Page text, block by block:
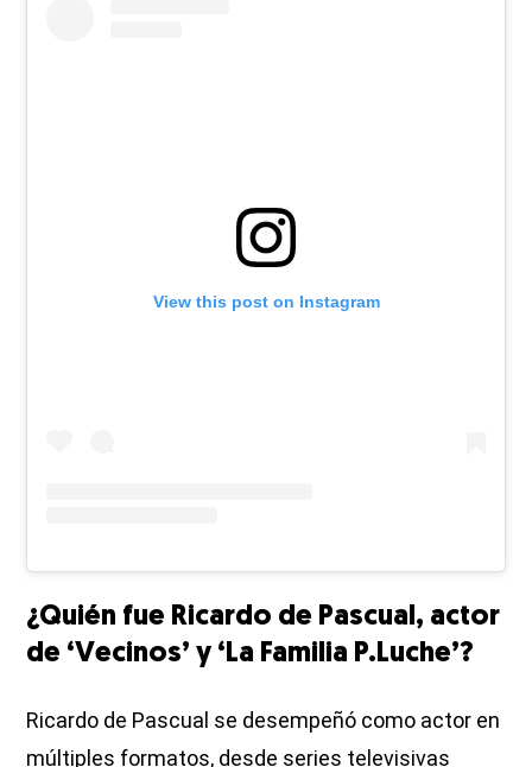
View this post on Instagram
¿Quién fue Ricardo de Pascual, actor
de ‘Vecinos’ y ‘La Familia P.Luche’?
Ricardo de Pascual se desempeñó como actor en
múltiples formatos, desde series televisivas